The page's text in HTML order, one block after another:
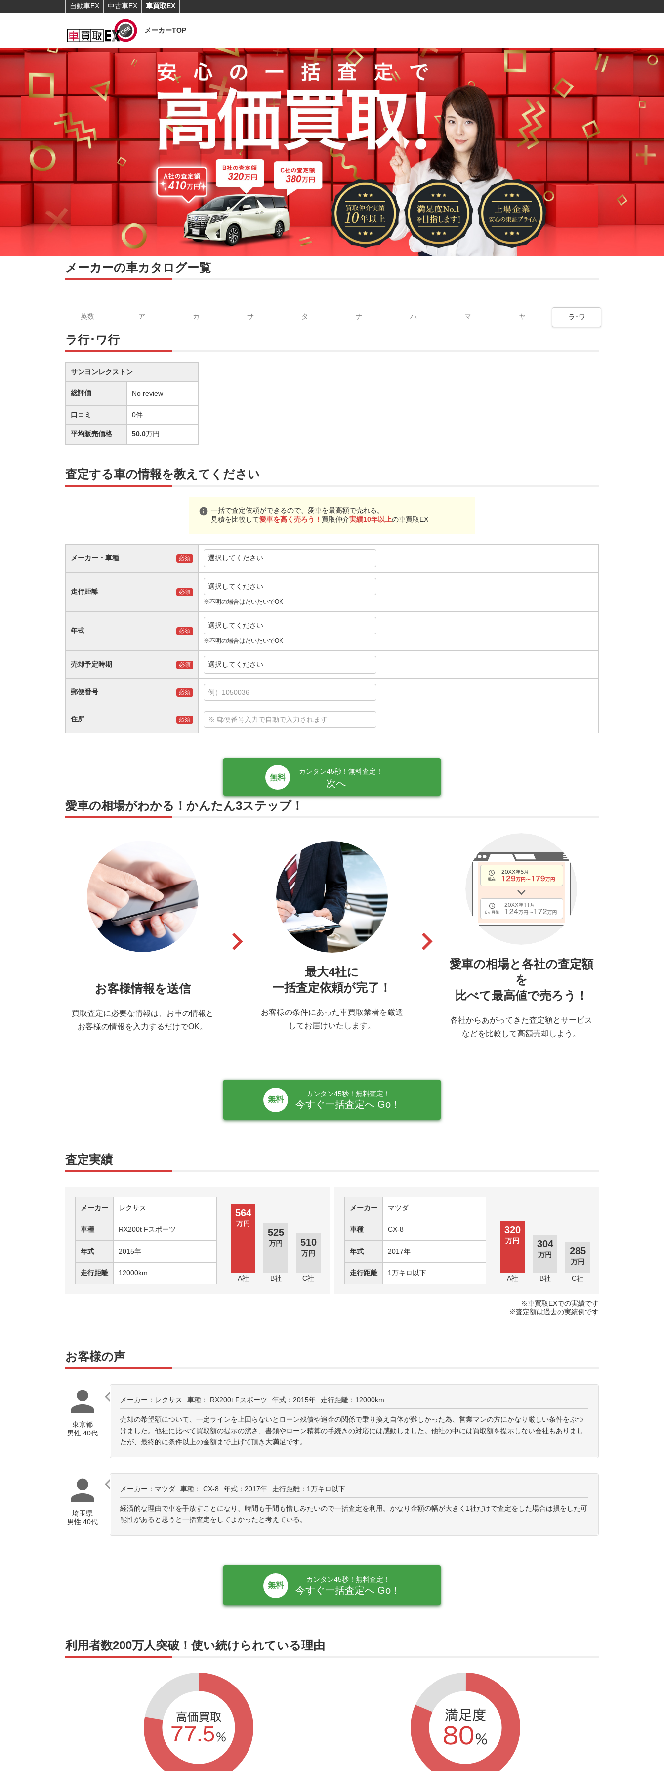
自動車EX 中古車EX 車買取EX
メーカーTOP
メーカーの車カタログー覧
英数 ア カ サ タ ナ ハ マ ヤ ラ･ワ
ラ行･ワ行
サンヨンレクストン
総評価 No review
口コミ 0件
平均販売価格 50.0万円
査定する車の情報を教えてください
info 一括で査定依頼ができるので、愛車を最高額で売れる。
見積を比較して愛車を高く売ろう！ 買取仲介実績10年以上の車買取EX
メーカー・車種 必須 選択してください
走行距離 必須
選択してください
※不明の場合はだいたいでOK
年式 必須
選択してください
※不明の場合はだいたいでOK
売却予定時期 必須 選択してください
郵便番号 必須
住所 必須
カンタン45秒！無料査定！
次へ
愛車の相場がわかる！かんたん3ステップ！
お客様情報を送信
買取査定に必要な情報は、お車の情報と
お客様の情報を入力するだけでOK。
keyboard_arrow_right
最大4社に
一括査定依頼が完了！
お客様の条件にあった車買取業者を厳選
してお届けいたします。
keyboard_arrow_right
愛車の相場と各社の査定額
を
比べて最高値で売ろう！
各社からあがってきた査定額とサービス
などを比較して高額売却しよう。
無料
カンタン45秒！無料査定！
今すぐ一括査定へ Go！
査定実績
メーカー レクサス
車種 RX200t Fスポーツ
年式 2015年
走行距離 12000km
564
万円
525
万円 510
万円
A社 B社 C社
メーカー マツダ
車種 CX-8
年式 2017年
走行距離 1万キロ以下
320
万円 304
万円 285
万円
A社 B社 C社
※車買取EXでの実績です
※査定額は過去の実績例です
お客様の声
person
東京都
男性 40代
メーカー：レクサス 車種： RX200t Fスポーツ 年式：2015年 走行距離：12000km
売却の希望額について、一定ラインを上回らないとローン残債や追金の関係で乗り換え自体が難しかった為、営業マンの方にかなり厳しい条件をぶつ
けました。他社に比べて買取額の提示の潔さ、書類やローン精算の手続きの対応には感動しました。他社の中には買取額を提示しない会社もありまし
たが、最終的に条件以上の金額まで上げて頂き大満足です。
person
埼玉県
男性 40代
メーカー：マツダ 車種： CX-8 年式：2017年 走行距離：1万キロ以下
経済的な理由で車を手放すことになり、時間も手間も惜しみたいので一括査定を利用。かなり金額の幅が大きく1社だけで査定をした場合は損をした可
能性があると思うと一括査定をしてよかったと考えている。
無料
カンタン45秒！無料査定！
今すぐ一括査定へ Go！
利用者数200万人突破！使い続けられている理由